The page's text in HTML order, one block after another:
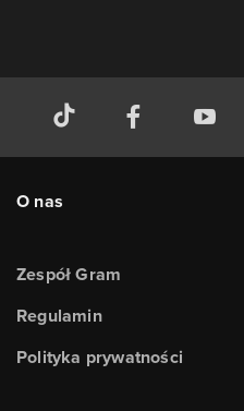
O nas
Zespół Gram
Regulamin
Polityka prywatności